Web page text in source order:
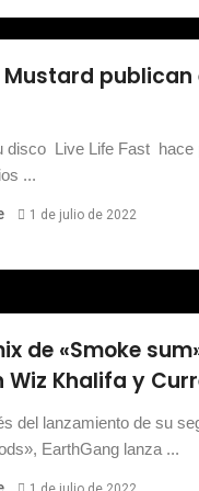
Mustard publican
disco Live Life Fast hace
...
1 de julio de 2022
de «Smoke
Wiz Khalifa y
del lanzamiento de su
EarthGang lanza ...